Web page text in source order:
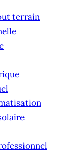
terrain